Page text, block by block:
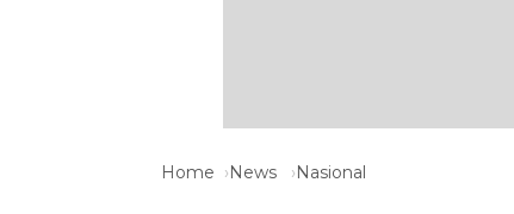
Home News Nasional